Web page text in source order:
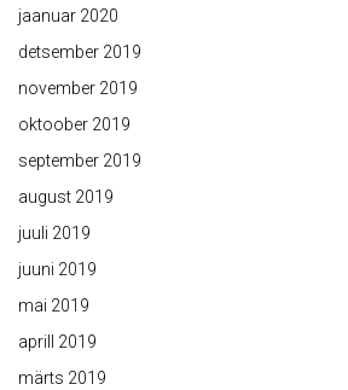
jaanuar 2020
detsember 2019
november 2019
oktoober 2019
september 2019
august 2019
juuli 2019
juuni 2019
mai 2019
aprill 2019
märts 2019